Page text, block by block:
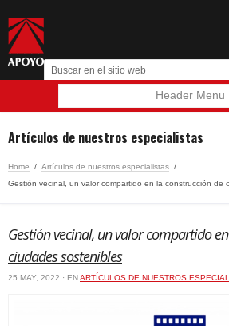
Header Menu
Artículos de nuestros especialistas
Home / Artículos de nuestros especialistas /
Gestión vecinal, un valor compartido en la construcción de
Gestión vecinal, un valor compartido
ciudades sostenibles
25 MAY, 2022 · ENARTÍCULOS DE NUESTROS